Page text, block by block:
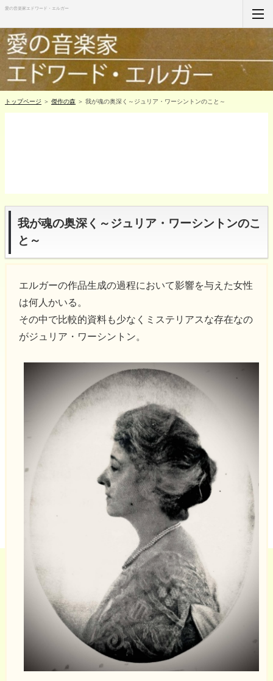
愛の音楽家エドワード・エルガー
ホーム
RSS購読
サイトマップ
トップページ ＞ 傑作の森 ＞ 我が魂の奥深く～ジュリア・ワーシントンのこと～
我が魂の奥深く～ジュリア・ワーシントンのこ
と～
エルガーの作品生成の過程において影響を与えた女性
は何人かいる。
その中で比較的資料も少なくミステリアスな存在なの
がジュリア・ワーシントン。